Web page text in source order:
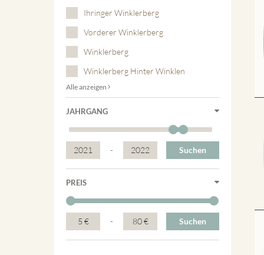
Ihringer Winklerberg
Vorderer Winklerberg
Winklerberg
Winklerberg Hinter Winklen
Alle anzeigen
JAHRGANG
2021 - 2022 Suchen
PREIS
5 € - 80 € Suchen